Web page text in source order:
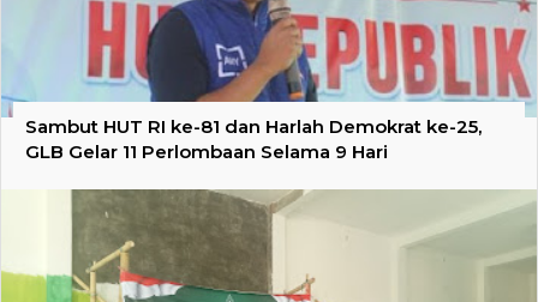
Sambut HUT RI ke-81 dan Harlah Demokrat ke-25,
GLB Gelar 11 Perlombaan Selama 9 Hari